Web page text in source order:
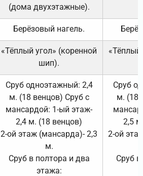
(дома двухэтажные).
Берёзовый нагель.
«Тёплый угол» (коренной
шип).
«Тёплый
Сруб одноэтажный: 2,4
м. (18 венцов) Сруб с
мансардой: 1-ый этаж-
2,4 м. (18 венцов)
2-ой этаж (мансарда)- 2,3
м.
Сруб в полтора и два
этажа:
Сруб
м. (18
2,5
2-ой
Сруб